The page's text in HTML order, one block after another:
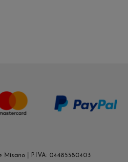
Misano | P.IVA: 04485580403